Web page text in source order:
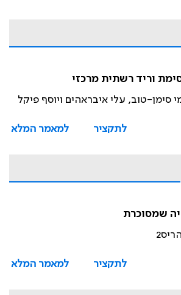
וריד רשתית מרכזי
סימן-טוב, עלי איבראהים ויוסף פיקל
לתקציר
למאמר המלא
שמסוכרת
לתקציר
למאמר המלא